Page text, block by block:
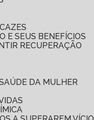
E SEUS BENEFÍCIOS
RECUPERAÇÃO
DA MULHER